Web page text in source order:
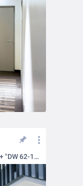
MEHRZWECKTÜR "DW 62-1/2" + "DW 62-1/2 XL"